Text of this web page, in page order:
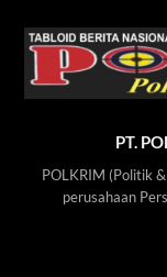
PT.
POLKRIM (Politik
perusahaan